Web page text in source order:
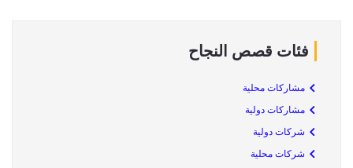
فئات قصص النجاح
مشاركات محلية
مشاركات دولية
شركات دولية
شركات محلية